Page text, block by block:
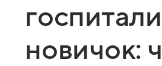
новичок: